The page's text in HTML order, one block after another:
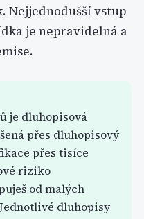
Nejjednodušší vstup
je nepravidelná a
je dluhopisová
přes dluhopisový
přes tisíce
riziko
od malých
dluhopisy